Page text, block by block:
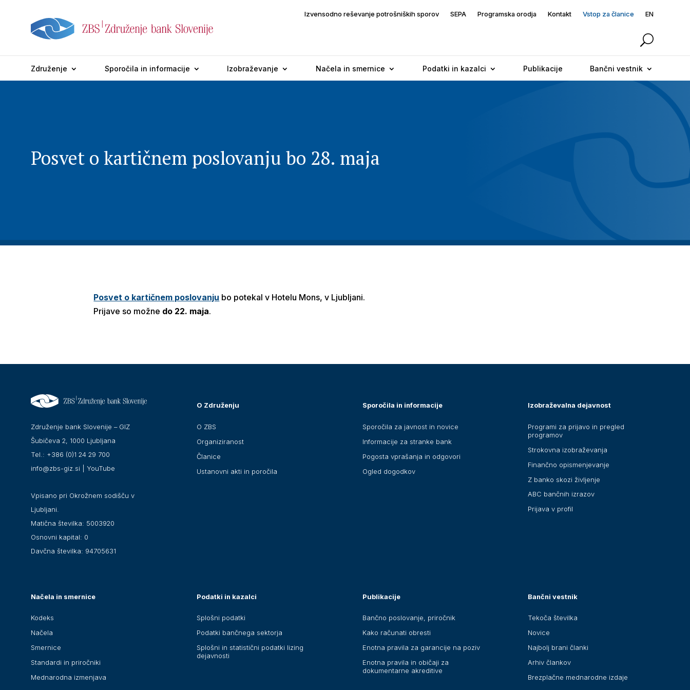
Izvensodno reševanje potrošniških sporov SEPA Programska orodja Kontakt Vstop za članice EN
Združenje Sporočila in informacije Izobraževanje Načela in smernice Podatki in kazalci Publikacije Bančni vestnik
Posvet o kartičnem poslovanju bo 28. maja
Posvet o kartičnem poslovanju bo potekal v Hotelu Mons, v Ljubljani.
Prijave so možne do 22. maja.
Združenje bank Slovenije – GIZ
Šubičeva 2, 1000 Ljubljana
Tel.: +386 (0)1 24 29 700
info@zbs-giz.si |YouTube
Vpisano pri Okrožnem sodišču v
Ljubljani.
Matična številka: 5003920
Osnovni kapital: 0
Davčna številka: 94705631
O Združenju
O ZBS
Organiziranost
Članice
Ustanovni akti in poročila
Sporočila in informacije
Sporočila za javnost in novice
Informacije za stranke bank
Pogosta vprašanja in odgovori
Ogled dogodkov
Izobraževalna dejavnost
Programi za prijavo in pregled
programov
Strokovna izobraževanja
Finančno opismenjevanje
Z banko skozi življenje
ABC bančnih izrazov
Prijava v profil
Načela in smernice
Kodeks
Načela
Smernice
Standardi in priročniki
Mednarodna izmenjava
Podatki in kazalci
Splošni podatki
Podatki bančnega sektorja
Splošni in statistični podatki lizing
dejavnosti
Publikacije
Bančno poslovanje, priročnik
Kako računati obresti
Enotna pravila za garancije na poziv
Enotna pravila in običaji za
dokumentarne akreditive
Bančni vestnik
Tekoča številka
Novice
Najbolj brani članki
Arhiv člankov
Brezplačne mednarodne izdaje